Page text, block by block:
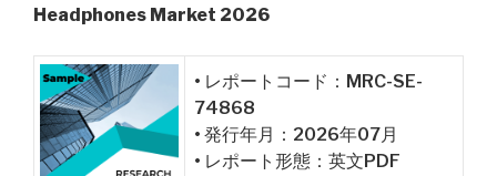
Headphones Market 2026
• レポートコード：MRC-SE-
74868
• 発行年月：2026年07月
• レポート形態：英文PDF